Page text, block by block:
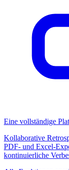
Eine vollständige
Kollaborative
PDF- und Excel-
kontinuierliche